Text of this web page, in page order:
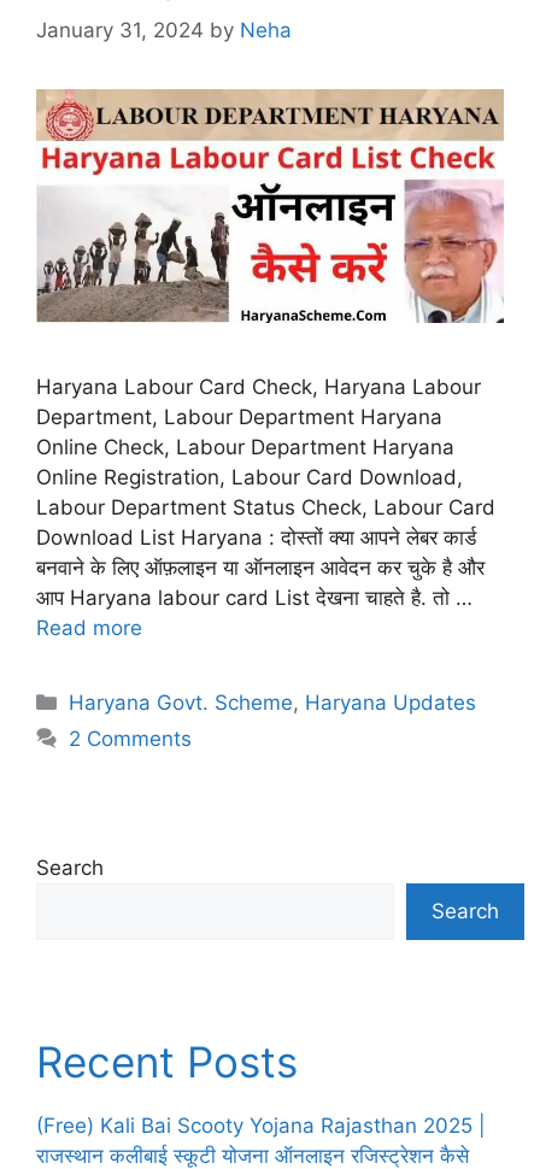
January 31, 2024 by Neha
Haryana Labour Card Check, Haryana Labour
Department, Labour Department Haryana
Online Check, Labour Department Haryana
Online Registration, Labour Card Download,
Labour Department Status Check, Labour Card
Download List Haryana : दोस्तों क्या आपने लेबर कार्ड
बनवाने के लिए ऑफ़लाइन या ऑनलाइन आवेदन कर चुके है और
आप Haryana labour card List देखना चाहते है. तो …
Read more
Categories
Haryana Govt. Scheme, Haryana Updates
2 Comments
Search
Search
Recent Posts
(Free) Kali Bai Scooty Yojana Rajasthan 2025 |
राजस्थान कलीबाई स्कूटी योजना ऑनलाइन रजिस्ट्रेशन कैसे